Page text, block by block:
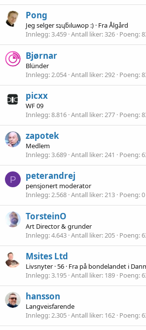
Pong
Jeg selger sʇɥƃıluʍop :) · FraÅlgård
Innlegg 3.459 Antall liker 326 Poeng
Bjørnar
Blünder
Innlegg 2.054 Antall liker 292 Poeng
picxx
WF 09
Innlegg 8.816 Antall liker 277 Poeng
zapotek
Medlem
Innlegg 3.689 Antall liker 241 Poeng
P peterandrej
pensjonert moderator
Innlegg 2.568 Antall liker 213 Poeng 0
TorsteinO
Art Director & grunder
Innlegg 4.643 Antall liker 205 Poeng
Msites Ltd
Livsnyter ·56 · Fra på bondelandet i
Innlegg 3.195 Antall liker 189 Poeng
hansson
Langveisfarende
Innlegg 2.305 Antall liker 162 Poeng